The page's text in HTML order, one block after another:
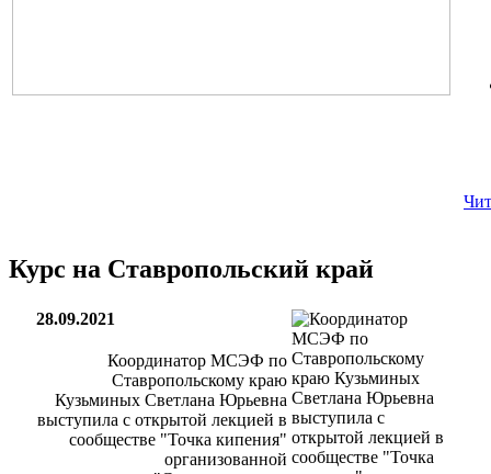
Курс на Ставропольский край
28.09.2021
Координатор МСЭФ по
Ставропольскому краю
Кузьминых Светлана Юрьевна
выступила с открытой лекцией в
сообществе "Точка кипения"
организованной